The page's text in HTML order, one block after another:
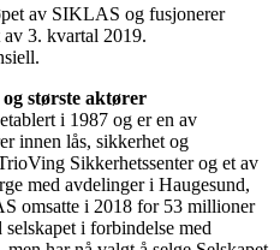
av SIKLAS og fusjonerer
av 3. kvartal 2019.
største aktører
i 1987 og er en av
innen lås, sikkerhet og
Sikkerhetssenter og et av
med avdelinger i Haugesund,
omsatte i 2018 for 53 millioner
i forbindelse med